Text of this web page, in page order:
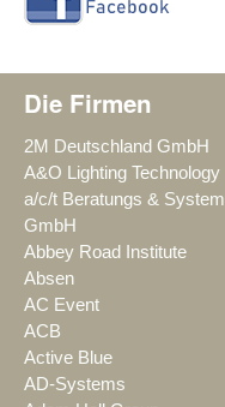
Die Firmen
2M Deutschland GmbH
A&O Lighting Technology
a/c/t Beratungs & System
GmbH
Abbey Road Institute
Absen
AC Event
ACB
Active Blue
AD-Systems